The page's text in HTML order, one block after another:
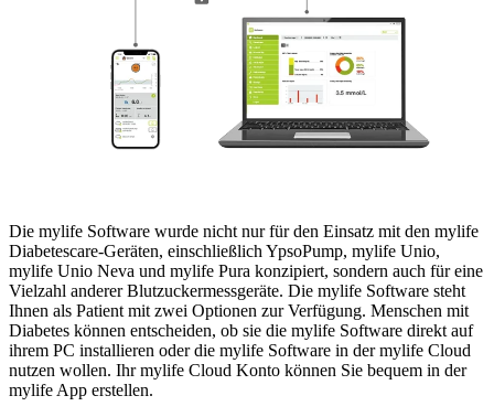
Die mylife Software wurde nicht nur für den Einsatz mit den mylife
Diabetescare-Geräten, einschließlich YpsoPump, mylife Unio,
mylife Unio Neva und mylife Pura konzipiert, sondern auch für eine
Vielzahl anderer Blutzuckermessgeräte. Die mylife Software steht
Ihnen als Patient mit zwei Optionen zur Verfügung. Menschen mit
Diabetes können entscheiden, ob sie die mylife Software direkt auf
ihrem PC installieren oder die mylife Software in der mylife Cloud
nutzen wollen. Ihr mylife Cloud Konto können Sie bequem in der
mylife App erstellen.